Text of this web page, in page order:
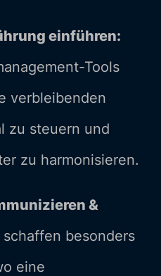
einführen:
Tools
verbleibenden
zu steuern und
zu harmonisieren.
&
schaffen besonders
eine